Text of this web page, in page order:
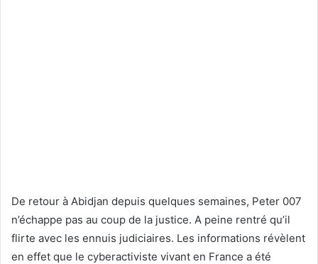
De retour à Abidjan depuis quelques semaines, Peter 007
n’échappe pas au coup de la justice. A peine rentré qu’il
flirte avec les ennuis judiciaires. Les informations révèlent
en effet que le cyberactiviste vivant en France a été